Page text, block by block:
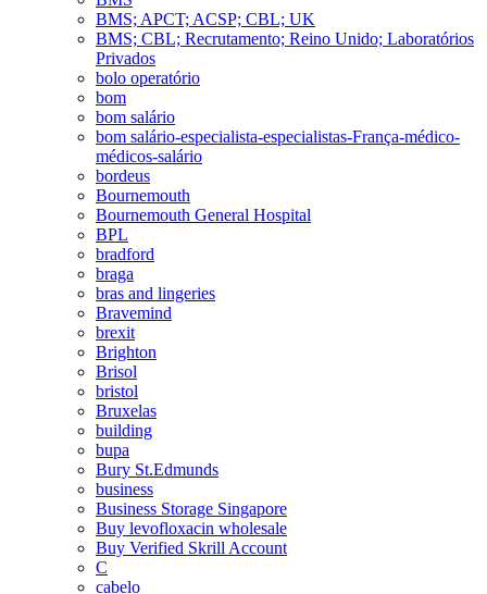
BMS; APCT; ACSP; CBL; UK
BMS; CBL; Recrutamento; Reino Unido; Laboratórios
Privados
bolo operatório
bom
bom salário
bom salário-especialista-especialistas-França-médico-
médicos-salário
bordeus
Bournemouth
Bournemouth General Hospital
BPL
bradford
braga
bras and lingeries
Bravemind
brexit
Brighton
Brisol
bristol
Bruxelas
building
bupa
Bury St.Edmunds
business
Business Storage Singapore
Buy levofloxacin wholesale
Buy Verified Skrill Account
C
cabelo